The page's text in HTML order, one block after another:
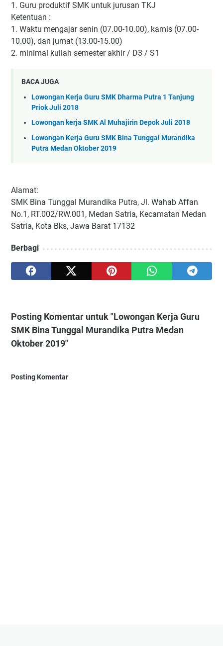
1. Guru produktif SMK untuk jurusan TKJ
Ketentuan :
1. Waktu mengajar senin (07.00-10.00), kamis (07.00-
10.00), dan jumat (13.00-15.00)
2. minimal kuliah semester akhir / D3 / S1
BACA JUGA
Lowongan Kerja Guru SMK Dharma Putra 1 Tanjung
Priok Juli 2018
Lowongan kerja SMK Al Muhajirin Depok Juli 2018
Lowongan Kerja Guru SMK Bina Tunggal Murandika
Putra Medan Oktober 2019
Alamat:
SMK Bina Tunggal Murandika Putra, Jl. Wahab Affan
No.1, RT.002/RW.001, Medan Satria, Kecamatan Medan
Satria, Kota Bks, Jawa Barat 17132
Berbagi
Posting Komentar untuk "Lowongan Kerja Guru
SMK Bina Tunggal Murandika Putra Medan
Oktober 2019"
Posting Komentar